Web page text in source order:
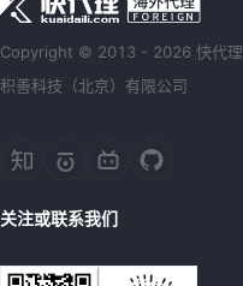
Copyright © 2013 - 2026 快代理
积善科技（北京）有限公司
关注或联系我们